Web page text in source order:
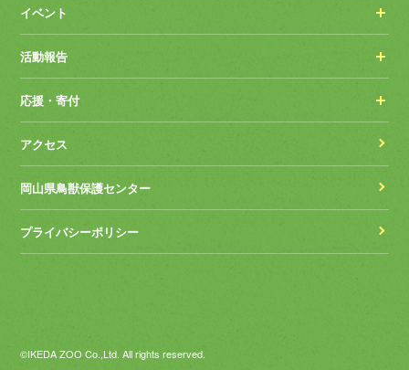
イベント
活動報告
応援・寄付
アクセス
岡山県鳥獣保護センター
プライバシーポリシー
©IKEDA ZOO Co.,Ltd. All rights reserved.